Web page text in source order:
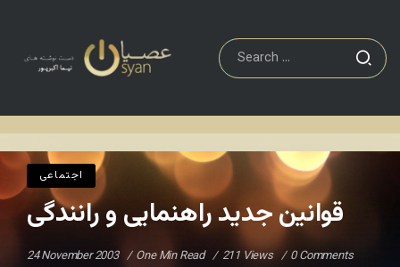
اجتماعی
قوانین جدید راهنمایی و رانندگی
24 November 2003 One Min Read 211 Views 0 Comments